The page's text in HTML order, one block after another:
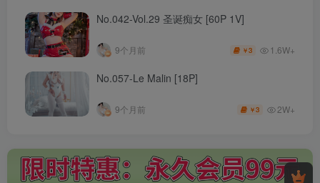
No.042-Vol.29 圣诞痴女 [60P 1V]
9个月前 ￥3 1.6W+
No.057-Le Malin [18P]
9个月前 ￥3 2W+